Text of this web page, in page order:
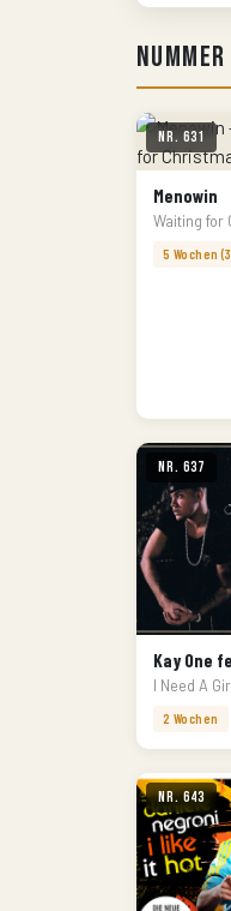
Nr. 631
Menowin
Waiting for
5 Wochen
Nr. 637
I Need A
2 Wochen
Nr. 643